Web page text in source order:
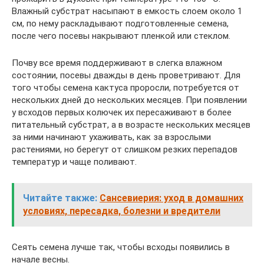
Влажный субстрат насыпают в емкость слоем около 1
см, по нему раскладывают подготовленные семена,
после чего посевы накрывают пленкой или стеклом.
Почву все время поддерживают в слегка влажном
состоянии, посевы дважды в день проветривают. Для
того чтобы семена кактуса проросли, потребуется от
нескольких дней до нескольких месяцев. При появлении
у всходов первых колючек их пересаживают в более
питательный субстрат, а в возрасте нескольких месяцев
за ними начинают ухаживать, как за взрослыми
растениями, но берегут от слишком резких перепадов
температур и чаще поливают.
Читайте также: Сансевиерия: уход в домашних
условиях, пересадка, болезни и вредители
Сеять семена лучше так, чтобы всходы появились в
начале весны.